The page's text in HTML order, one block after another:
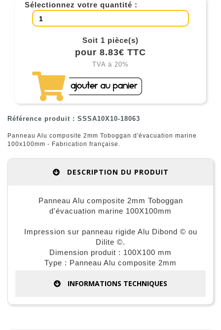
Sélectionnez votre quantité :
Soit 1 pièce(s)
pour 8.83€ TTC
TVA à 20%
Référence produit : SSSA10X10-18063
Panneau Alu composite 2mm Toboggan d'évacuation marine
100x100mm - Fabrication française.
DESCRIPTION DU PRODUIT
Panneau Alu composite 2mm Toboggan
d'évacuation marine 100X100mm
Impression sur panneau rigide Alu Dibond © ou
Dilite ©.
Dimension produit : 100X100 mm
Type : Panneau Alu composite 2mm
INFORMATIONS TECHNIQUES